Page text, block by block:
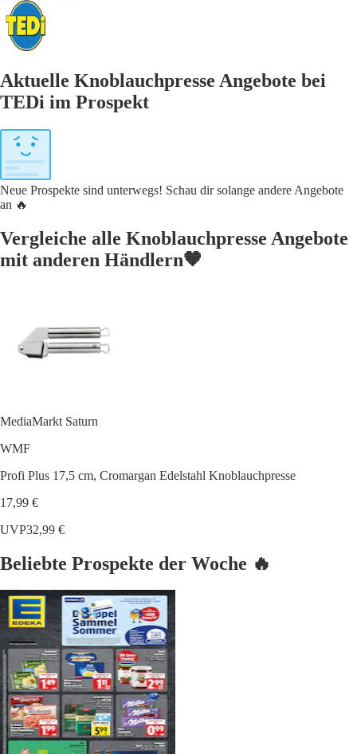
Aktuelle Knoblauchpresse Angebote bei
TEDi im Prospekt
Neue Prospekte sind unterwegs! Schau dir solange andere Angebote
an 🔥
Vergleiche alle Knoblauchpresse Angebote
mit anderen Händlern🧡
MediaMarkt Saturn
WMF
Profi Plus 17,5 cm, Cromargan Edelstahl Knoblauchpresse
17,99 €
UVP32,99 €
Beliebte Prospekte der Woche 🔥